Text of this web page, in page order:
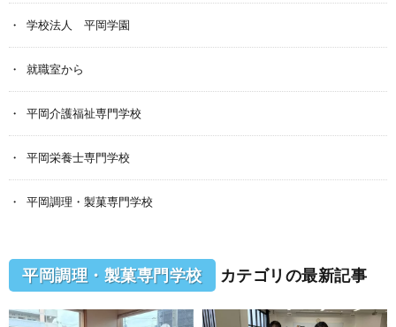
学校法人 平岡学園
就職室から
平岡介護福祉専門学校
平岡栄養士専門学校
平岡調理・製菓専門学校
平岡調理・製菓専門学校 カテゴリの最新記事